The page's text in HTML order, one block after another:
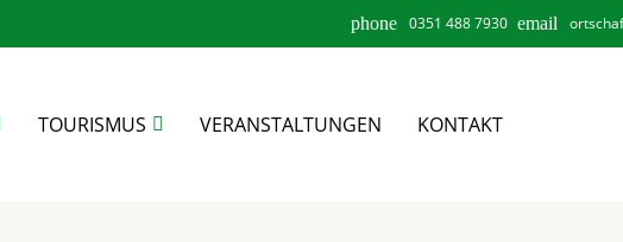
email
phone 0351 488 7930
TOURISMUS VERANSTALTUNGEN KONTAKT